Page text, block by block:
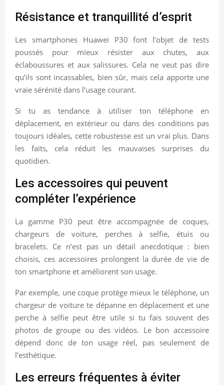
Résistance et tranquillité d’esprit
Les smartphones Huawei P30 font l’objet de tests
poussés pour mieux résister aux chutes, aux
éclaboussures et aux salissures. Cela ne veut pas dire
qu’ils sont incassables, bien sûr, mais cela apporte une
vraie sérénité dans l’usage courant.
Si tu as tendance à utiliser ton téléphone en
déplacement, en extérieur ou dans des conditions pas
toujours idéales, cette robustesse est un vrai plus. Dans
les faits, cela réduit les mauvaises surprises du
quotidien.
Les accessoires qui peuvent
compléter l’expérience
La gamme P30 peut être accompagnée de coques,
chargeurs de voiture, perches à selfie, étuis ou
bracelets. Ce n’est pas un détail anecdotique : bien
choisis, ces accessoires prolongent la durée de vie de
ton smartphone et améliorent son usage.
Par exemple, une coque protège mieux le téléphone, un
chargeur de voiture te dépanne en déplacement et une
perche à selfie peut être utile si tu fais souvent des
photos de groupe ou des vidéos. Le bon accessoire
dépend donc de ton usage réel, pas seulement de
l’esthétique.
Les erreurs fréquentes à éviter